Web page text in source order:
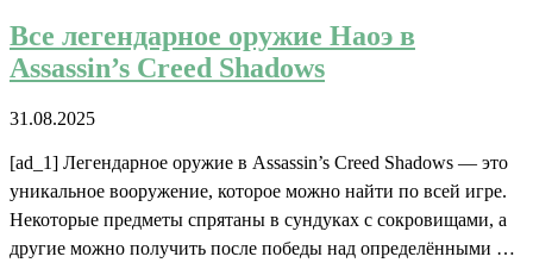
Все легендарное оружие Наоэ в
Assassin’s Creed Shadows
31.08.2025
[ad_1] Легендарное оружие в Assassin’s Creed Shadows — это
уникальное вооружение, которое можно найти по всей игре.
Некоторые предметы спрятаны в сундуках с сокровищами, а
другие можно получить после победы над определёнными …